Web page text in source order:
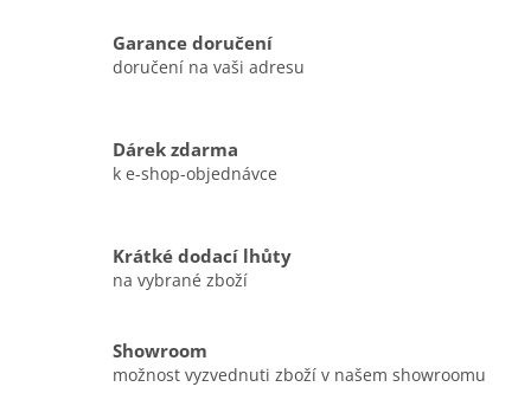
Garance doručení
doručení na vaši adresu
Dárek zdarma
k e-shop-objednávce
Krátké dodací lhůty
na vybrané zboží
Showroom
možnost vyzvednuti zboží v našem showroomu